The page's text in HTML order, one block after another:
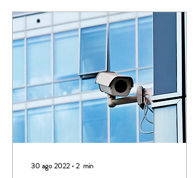
30 ago 2022 ∙2 min